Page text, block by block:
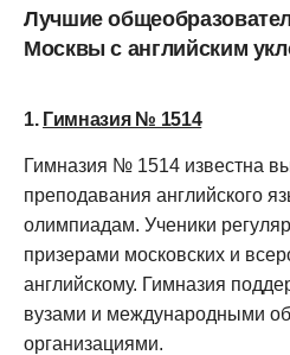
Лучшие
Москвы с английским
1. Гимназия № 1514
Гимназия № 1514 известна
преподавания английского
олимпиадам. Ученики
призерами московских и
английскому. Гимназия
вузами и международными
организациями.